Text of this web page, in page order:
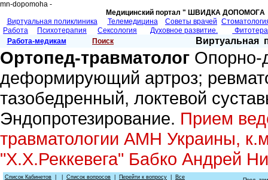
mn-dopomoha -
Медицинский портал " ШВИДКА
Виртуальная поликлиника
Телемедицина Советы врачей
Работа
Психотерапия Сексология Духовное развитие.
Работа-медикам
Поиск Виртуальная
Ортопед-травматолог Опорно-
деформирующий артроз;
тазобедренный, локтевой
Эндопротезирование. Прием
травматологии АМН Украины,
"Х.Х.Реккевега" Бабко Андрей
Список Кабинетов Список вопросов Перейти к вопросу
Все